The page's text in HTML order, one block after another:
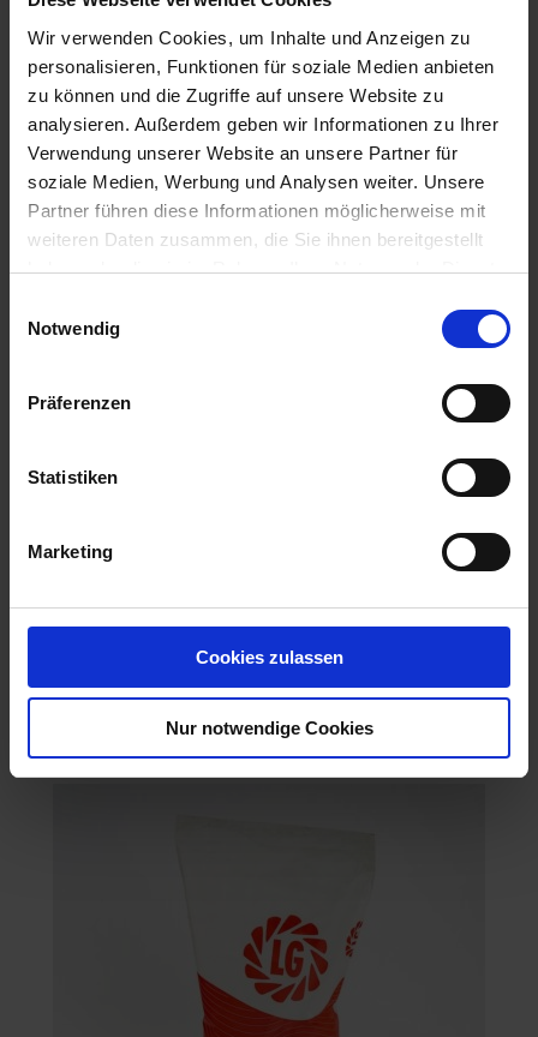
Wir verwenden Cookies, um Inhalte und Anzeigen zu
personalisieren, Funktionen für soziale Medien anbieten
zu können und die Zugriffe auf unsere Website zu
analysieren. Außerdem geben wir Informationen zu Ihrer
Verwendung unserer Website an unsere Partner für
soziale Medien, Werbung und Analysen weiter. Unsere
Partner führen diese Informationen möglicherweise mit
weiteren Daten zusammen, die Sie ihnen bereitgestellt
haben oder die sie im Rahmen Ihrer Nutzung der Dienste
Notwendig
Präferenzen
Statistiken
Marketing
Cookies zulassen
Nur notwendige Cookies
Axial 50
Artikel-Nr.: 60385-02-cfg
Ähnliche Produkte
KWS Nautilos
Artikel-Nr.: 53441-03-cfg